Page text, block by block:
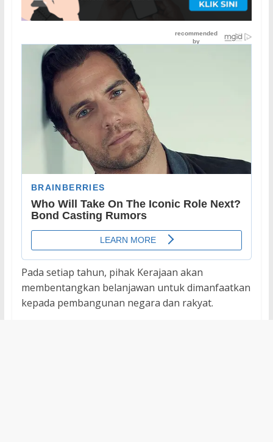
Pada setiap tahun, pihak Kerajaan akan
membentangkan belanjawan untuk dimanfaatkan
kepada pembangunan negara dan rakyat.